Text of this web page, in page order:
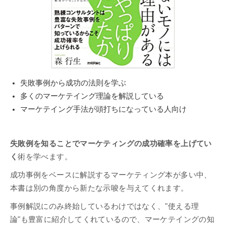
失敗事例から成功の法則を学ぶ
多くのマーケテイング理論を解説している
マーケテイング手法が頭打ちになっている人向け
失敗例を知ることでマーケティングの成功確率を上げてい
く術を学べます。
成功事例をベースに解説するマーケティング本が多い中、
本書は別の角度から新たな示唆を与えてくれます。
事例解説にのみ終始しているわけではなく、"使える理
論"も豊富に紹介してくれているので、マーケテイングの知